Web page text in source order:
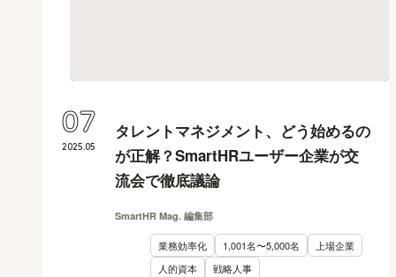
タレントマネジメント、どう始めるの
が正解？SmartHRユーザー企業が交
流会で徹底議論
SmartHR Mag. 編集部
業務効率化 1,001名〜5,000名
上場企業
人的資本
戦略人事
2025.05
07